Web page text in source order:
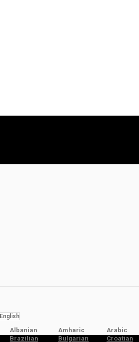
English
Albanian Amharic
Arabic
Brazilian
Bulgarian Croatian